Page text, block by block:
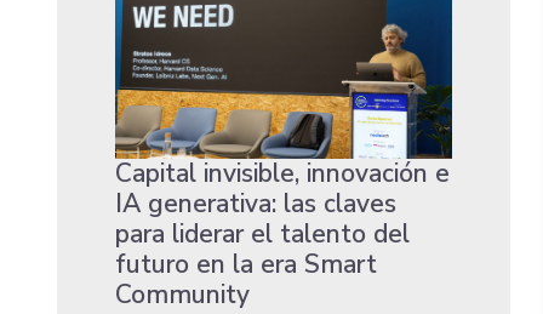
Capital invisible, innovación e
IA generativa: las claves
para liderar el talento del
futuro en la era Smart
Community